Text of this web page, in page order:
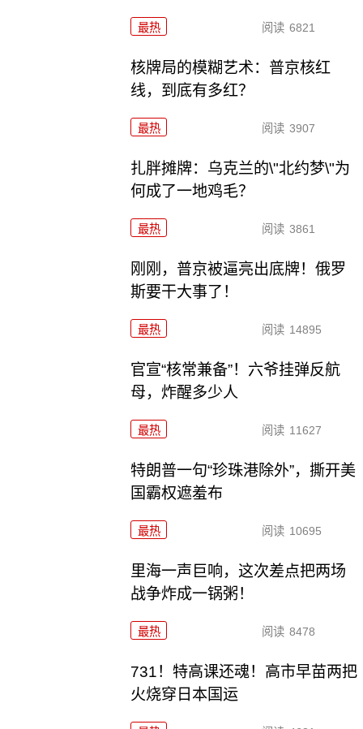
最热 阅读 6821
核牌局的模糊艺术：普京核红
线，到底有多红？
最热 阅读 3907
扎胖摊牌：乌克兰的\"北约梦\"为
何成了一地鸡毛？
最热 阅读 3861
刚刚，普京被逼亮出底牌！俄罗
斯要干大事了！
最热 阅读 14895
官宣“核常兼备”！六爷挂弹反航
母，炸醒多少人
最热 阅读 11627
特朗普一句“珍珠港除外”，撕开美
国霸权遮羞布
最热 阅读 10695
里海一声巨响，这次差点把两场
战争炸成一锅粥！
最热 阅读 8478
731！特高课还魂！高市早苗两把
火烧穿日本国运